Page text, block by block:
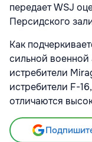
передает WSJ
Персидского
Как
сильной
истребители
истребители F-
отличаются